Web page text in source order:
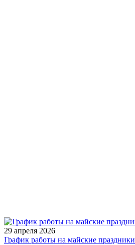
29 апреля 2026
График работы на майские праздники